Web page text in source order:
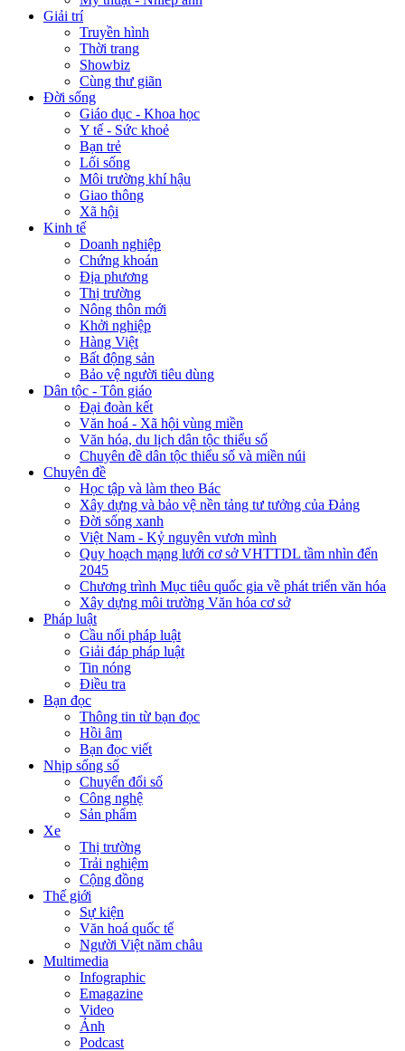
Giải trí
Truyền hình
Thời trang
Showbiz
Cùng thư giãn
Đời sống
Giáo dục - Khoa học
Y tế - Sức khoẻ
Bạn trẻ
Lối sống
Môi trường khí hậu
Giao thông
Xã hội
Kinh tế
Doanh nghiệp
Chứng khoán
Địa phương
Thị trường
Nông thôn mới
Khởi nghiệp
Hàng Việt
Bất động sản
Bảo vệ người tiêu dùng
Dân tộc - Tôn giáo
Đại đoàn kết
Văn hoá - Xã hội vùng miền
Văn hóa, du lịch dân tộc thiểu số
Chuyên đề dân tộc thiểu số và miền núi
Chuyên đề
Học tập và làm theo Bác
Xây dựng và bảo vệ nền tảng tư tưởng của Đảng
Đời sống xanh
Việt Nam - Kỷ nguyên vươn mình
Quy hoạch mạng lưới cơ sở VHTTDL tầm nhìn đến
2045
Chương trình Mục tiêu quốc gia về phát triển văn hóa
Xây dựng môi trường Văn hóa cơ sở
Pháp luật
Cầu nối pháp luật
Giải đáp pháp luật
Tin nóng
Điều tra
Bạn đọc
Thông tin từ bạn đọc
Hồi âm
Bạn đọc viết
Nhịp sống số
Chuyển đổi số
Công nghệ
Sản phẩm
Xe
Thị trường
Trải nghiệm
Cộng đồng
Thế giới
Sự kiện
Văn hoá quốc tế
Người Việt năm châu
Multimedia
Infographic
Emagazine
Video
Ảnh
Podcast